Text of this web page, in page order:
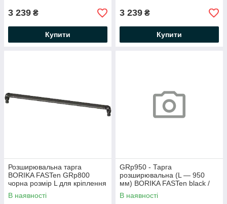
3 239 ₴
Купити
3 239 ₴
Купити
Розширювальна тарга
BORIKA FASTen GRp800
чорна розмір L для кріплення
аксесуарів (01.02.029.01.55)
В наявності
GRp950 - Тарга
розширювальна (L — 950
мм) BORIKA FASTen black /
aluminum black anodized
(01.02.033.01.55)
В наявності